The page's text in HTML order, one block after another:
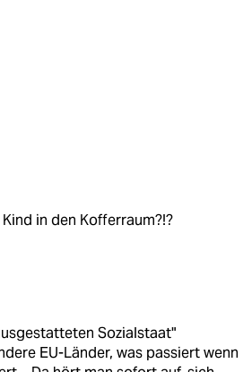
in den Kofferraum?!?
Sozialstaat"
EU-Länder, was passiert wenn